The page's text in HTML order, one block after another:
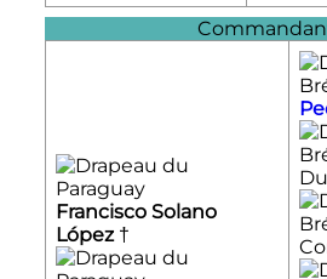
Francisco Solano
López†